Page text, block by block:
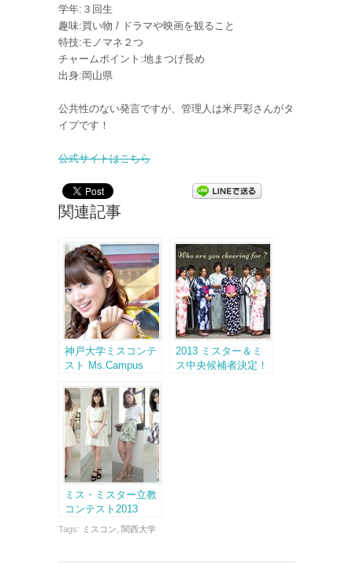
学年:３回生
趣味:買い物 / ドラマや映画を観ること
特技:モノマネ２つ
チャームポイント:地まつげ長め
出身:岡山県
公共性のない発言ですが、管理人は米戸彩さんがタ
イプです！
公式サイトはこちら
関連記事
神戸大学ミスコンテ
スト Ms.Campus
2013 ミスター＆ミ
ス中央候補者決定！
ミス・ミスター立教
コンテスト2013
(Miss Mr. Rikkyo of
the year 2013)
Tags: ミスコン 関西大学